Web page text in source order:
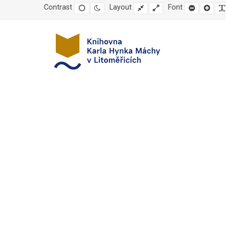
Contrast
Default
mode
Night
mode
Layout
Fixed
layout
Wide
layout
Font
Set
smaller
Set